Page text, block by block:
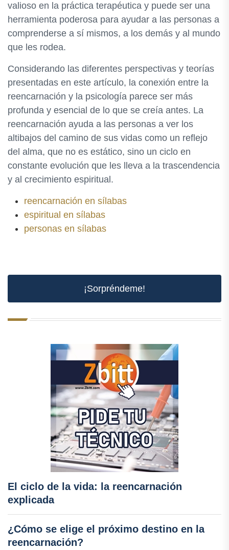
valioso en la práctica terapéutica y puede ser una
herramienta poderosa para ayudar a las personas a
comprenderse a sí mismos, a los demás y al mundo
que les rodea.
Considerando las diferentes perspectivas y teorías
presentadas en este artículo, la conexión entre la
reencarnación y la psicología parece ser más
profunda y esencial de lo que se creía antes. La
reencarnación ayuda a las personas a ver los
altibajos del camino de sus vidas como un reflejo
del alma, que no es estático, sino un ciclo en
constante evolución que les lleva a la trascendencia
y al crecimiento espiritual.
reencarnación en sílabas
espiritual en sílabas
personas en sílabas
¡Sorpréndeme!
El ciclo de la vida: la reencarnación
explicada
¿Cómo se elige el próximo destino en la
reencarnación?